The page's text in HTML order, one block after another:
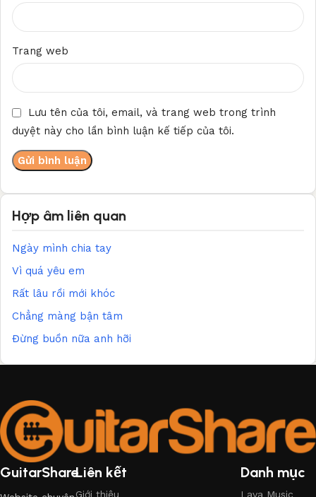
Trang web
Lưu tên của tôi, email, và trang web trong trình
duyệt này cho lần bình luận kế tiếp của tôi.
Hợp âm liên quan
Ngày mình chia tay
Vì quá yêu em
Rất lâu rồi mới khóc
Chẳng màng bận tâm
Đừng buồn nữa anh hỡi
GuitarShareLiên kết
Giới thiệu
Danh mục
Lava Music